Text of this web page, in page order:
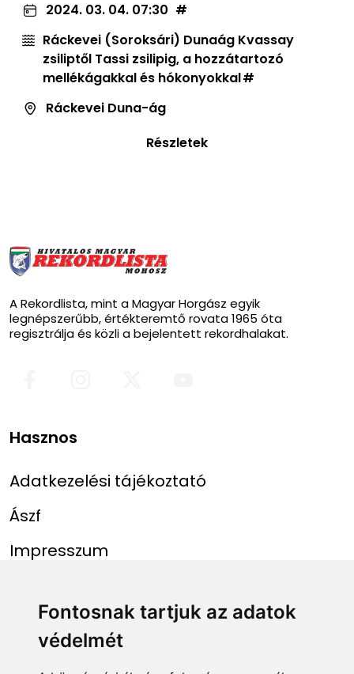
Fontosnak tartjuk az adatok
védelmét
2024. 03. 04. 07:30
Ráckevei (Soroksári) Dunaág Kvassay
zsiliptől Tassi zsilipig, a hozzátartozó
mellékágakkal és hókonyokkal
Ráckevei Duna-ág
Részletek
A Rekordlista, mint a Magyar Horgász egyik
legnépszerűbb, értékteremtő rovata 1965 óta
regisztrálja és közli a bejelentett rekordhalakat.
Hasznos
Adatkezelési tájékoztató
Ászf
Impresszum
Menü
Főoldal
Linkek